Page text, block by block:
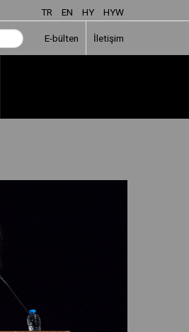
TR EN HY HYW
E-bülten İletişim